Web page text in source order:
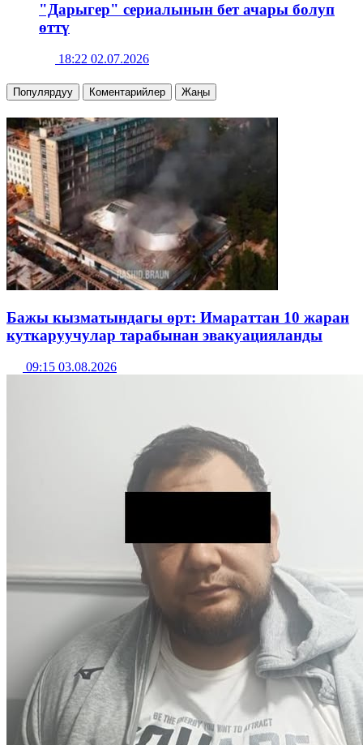
"Дарыгер" сериалынын бет ачары болуп
өттү
18:22 02.07.2026
Популярдуу Коментарийлер Жаңы
Бажы кызматындагы өрт: Имараттан 10 жаран
куткаруучулар тарабынан эвакуацияланды
09:15 03.08.2026